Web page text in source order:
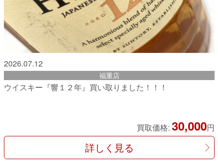
2026.07.12
福重店
ウイスキー『響１２年』買い取りました！！！
買取価格: 30,000円
詳しく見る